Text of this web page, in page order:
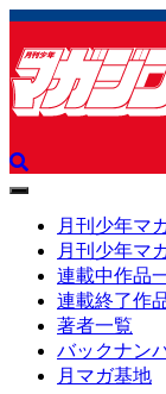
toggle
navigation月刊少年マ
月刊少年マ
連載中作品
連載終了作
著者一覧
バックナン
月マガ基地